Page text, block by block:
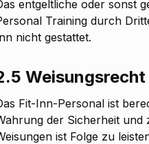
entgeltliche oder sonst
Training durch
nicht gestattet.
Fit-Inn-Personal ist
der Sicherheit und
ist Folge zu